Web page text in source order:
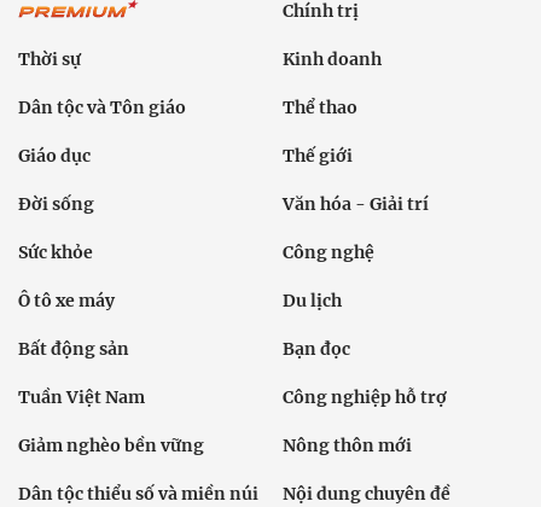
Chính trị
Thời sự Kinh doanh
Dân tộc và Tôn giáo Thể thao
Giáo dục Thế giới
Đời sống Văn hóa - Giải trí
Sức khỏe Công nghệ
Ô tô xe máy Du lịch
Bất động sản Bạn đọc
Tuần Việt Nam Công nghiệp hỗ trợ
Giảm nghèo bền vững Nông thôn mới
Dân tộc thiểu số và miền núi Nội dung chuyên đề